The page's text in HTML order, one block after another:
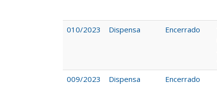
010/2023
Dispensa Encerrado
009/2023
Dispensa Encerrado